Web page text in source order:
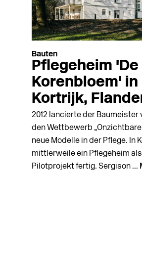
Bauten
Pflegeheim 'De
Korenbloem' in
Kortrijk,
2012 lancierte der Baumeister
den Wettbewerb „Onzichtbare
neue Modelle in der Pflege. In
mittlerweile ein Pflegeheim
Pilotprojekt fertig. Sergison ...